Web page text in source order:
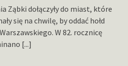
Ząbki dołączyły do miast, które
się na chwilę, by oddać hołd
W 82. rocznicę
[...]